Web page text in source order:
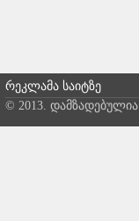
რეკლამა საიტზე
© 2013. დამზადებულია